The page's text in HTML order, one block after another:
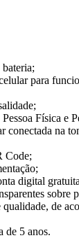
para
Física e
conectada na
Code;
digital
sobre
de
de 5 anos.